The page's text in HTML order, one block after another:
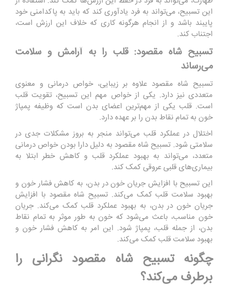
این تسبیح، می‌تواند به فرد یادآوری کند که باید به پاکدامنی خود
پایبند باشد و از انجام هرگونه کاری که خلاف این ارزش است،
اجتناب کند.
تسبیح شاه مقصود: قلب را به آرامش و سلامت
می‌رساند
تسبیح شاه مقصود علاوه بر زیبایی، خواص درمانی و معنوی
متعددی نیز دارد. یکی از خواص مهم این تسبیح، تقویت قلب
است. قلب یکی از مهم‌ترین اعضای بدن است که وظیفه پمپاژ
خون به تمام نقاط بدن را بر عهده دارد.
اختلال در عملکرد قلب می‌تواند منجر به بروز مشکلات جدی در
سلامتی شود. تسبیح شاه مقصود به دلیل دارا بودن خواص درمانی
متعدد، می‌تواند به بهبود عملکرد قلب و کاهش خطر ابتلا به
بیماری‌های قلبی عروقی کمک کند.
این تسبیح با افزایش جریان خون در بدن، به کاهش فشار خون و
بهبود سلامت قلب کمک می‌کند. تسبیح شاه مقصود با افزایش
جریان خون در بدن، به بهبود عملکرد قلب کمک می‌کند. جریان
خون مناسب، باعث می‌شود که خون به طور موثر به تمام نقاط
بدن، از جمله قلب، پمپاژ شود. این امر به کاهش فشار خون و
بهبود سلامت قلب کمک می‌کند.
چگونه تسبیح شاه مقصود نگرانی را
برطرف می‌کند؟